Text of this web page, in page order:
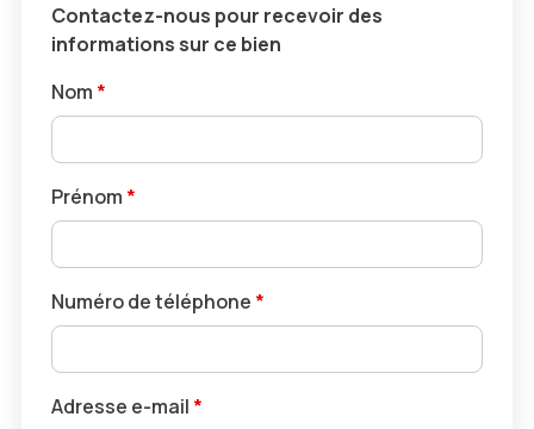
Contactez-nous pour recevoir des
informations sur ce bien
Nom *
Prénom *
Numéro de téléphone *
Adresse e-mail *